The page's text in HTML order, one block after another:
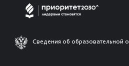
Сведения об образовательной